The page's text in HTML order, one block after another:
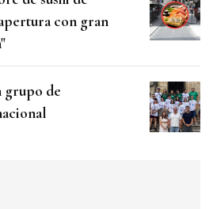
con gran
grupo de